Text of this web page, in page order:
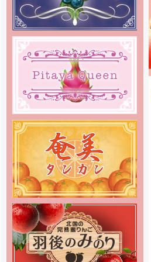
[2018年10月30日 ]
姉妹店-無農薬 いちご専門通販の
予約販売をスタートしました！8種
類のクイーンズベリー最高級 無農
薬 いちごを詰合せを山梨産地直送
でご家庭へお届け致します。
[2018年10月22日 ]
姉妹店-りんご専門通販、2018年
度の出荷をスタートしました！絶品
りんごを産地直送でご家庭へお届け
致します。
[2018年10月19日 ]
姉妹店-2018年度ラ・フランス専
門通販の予約販売をスタートしまし
た。商品の発送は11月中旬頃からを
予定しております。お楽しみに。
[2018年4月6日]
姉妹店-2018年度さくらんぼ専門
通販の予約販売をスタートしまし
た。商品の発送は5月初旬頃からを
予定しております。お楽しみに